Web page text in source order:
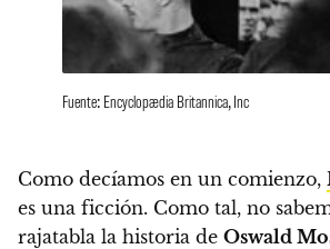
Fuente: Encyclopædia Britannica, Inc
Como decíamos en un comienzo,
es una ficción. Como tal, no
rajatabla la historia de Oswald